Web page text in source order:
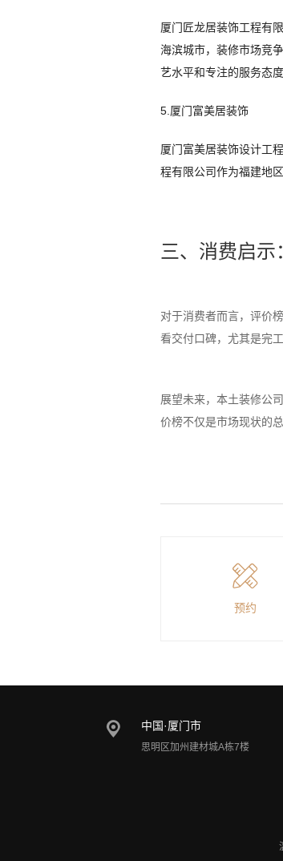
厦门匠龙居装饰工程有
海滨城市，装修市场竞
艺水平和专注的服务态
5.厦门富美居装饰
厦门富美居装饰设计工
程有限公司作为福建地
三、消费启示
对于消费者而言，评价
看交付口碑，尤其是完
展望未来，本土装修公
价榜不仅是市场现状的
预约
中国·厦门市
思明区加州建材城A栋7楼